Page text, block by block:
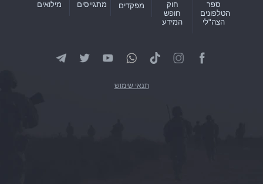
מילואים מתגייסים מפקדים
חוק
חופש
המידע
ספר
הטלפונים
הצה"לי
תנאי שימוש